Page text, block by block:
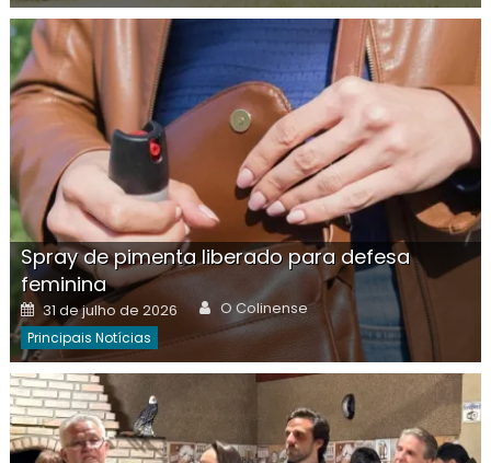
Spray de pimenta liberado para defesa
feminina
Posted
on
31 de julho de 2026 Author
O Colinense
Principais Notícias